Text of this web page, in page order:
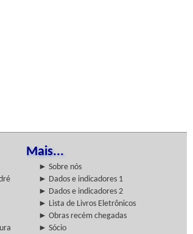
Mais...
► Sobre nós
► Dados e indicadores 1
► Dados e indicadores 2
► Lista de Livros Eletrônicos
► Obras recém chegadas
► Sócio